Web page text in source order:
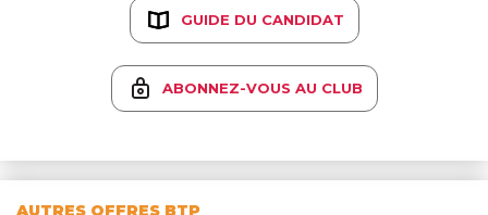
GUIDE DU CANDIDAT
ABONNEZ-VOUS AU CLUB
AUTRES OFFRES BTP